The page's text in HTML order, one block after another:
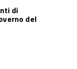
di
del